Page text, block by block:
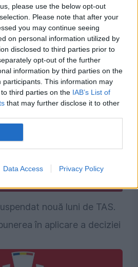
please use the below opt-out
Please note that after your
you may continue seeing
on personal information utilized by
disclosed to third parties prior to
opt-out of the further
information by third parties on the
participants. This information may
third parties on the IAB’s List of
that may further disclose it to other
Data Access Privacy Policy
noastre
nouă luni de TAS.
în aplicare a deciziei